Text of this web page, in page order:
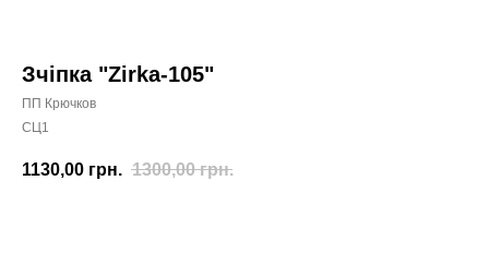
Зчіпка "Zirka-105"
ПП Крючков
СЦ1
1130,00 грн. 1300,00 грн.